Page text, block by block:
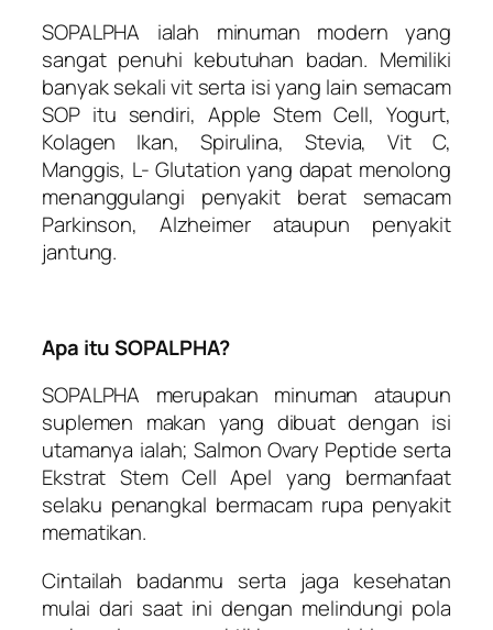
SOPALPHA ialah minuman modern yang
sangat penuhi kebutuhan badan. Memiliki
banyak sekali vit serta isi yang lain semacam
SOP itu sendiri, Apple Stem Cell, Yogurt,
Kolagen Ikan, Spirulina, Stevia, Vit C,
Manggis, L- Glutation yang dapat menolong
menanggulangi penyakit berat semacam
Parkinson, Alzheimer ataupun penyakit
jantung.
Apa itu SOPALPHA?
SOPALPHA merupakan minuman ataupun
suplemen makan yang dibuat dengan isi
utamanya ialah; Salmon Ovary Peptide serta
Ekstrat Stem Cell Apel yang bermanfaat
selaku penangkal bermacam rupa penyakit
mematikan.
Cintailah badanmu serta jaga kesehatan
mulai dari saat ini dengan melindungi pola